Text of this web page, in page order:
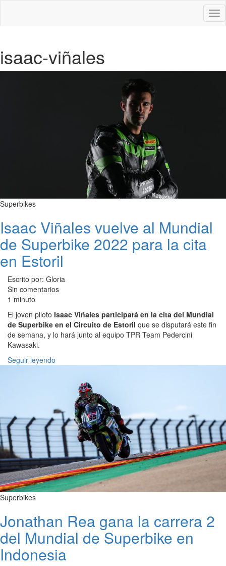
isaac-viñales
Superbikes
Isaac Viñales vuelve al Mundial
de Superbike 2022 para la cita
en Estoril
Escrito por: Gloria
Sin comentarios
1 minuto
El joven piloto Isaac Viñales participará en la cita del Mundial
de Superbike en el Circuito de Estoril que se disputará este fin
de semana, y lo hará junto al equipo TPR Team Pedercini
Kawasaki.
Seguir leyendo
Superbikes
Jonathan Rea gana la carrera 2
del Mundial de Superbike en
Indonesia